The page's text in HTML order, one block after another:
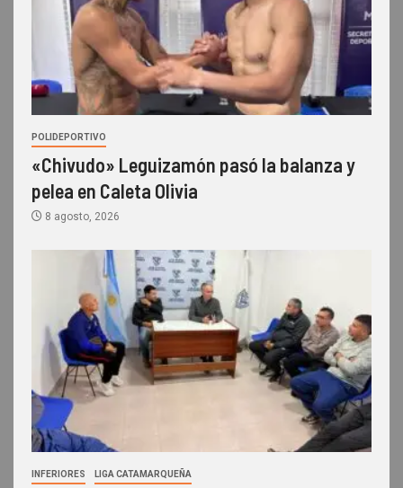
POLIDEPORTIVO
«Chivudo» Leguizamón pasó la balanza y
pelea en Caleta Olivia
8 agosto, 2026
INFERIORES LIGA CATAMARQUEÑA